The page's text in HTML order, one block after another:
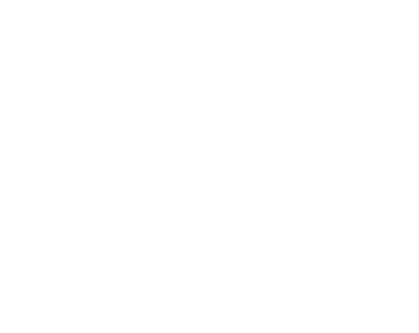
Interesses an der
Angaben zum
bezogene Angaben zum